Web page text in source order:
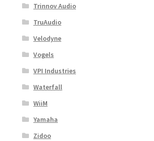
Trinnov Audio
TruAudio
Velodyne
Vogels
VPI Industries
Waterfall
WiiM
Yamaha
Zidoo